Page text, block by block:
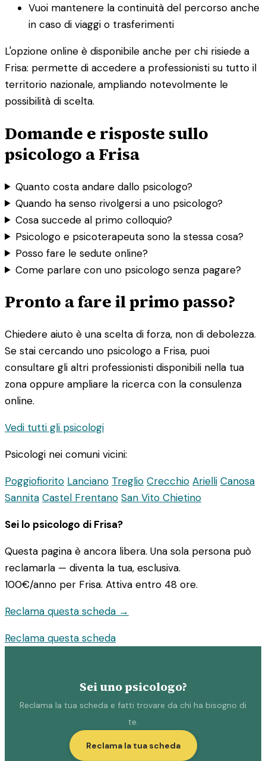
Vuoi mantenere la continuità del percorso anche
in caso di viaggi o trasferimenti
L'opzione online è disponibile anche per chi risiede a
Frisa: permette di accedere a professionisti su tutto il
territorio nazionale, ampliando notevolmente le
possibilità di scelta.
Domande e risposte sullo
psicologo a Frisa
Quanto costa andare dallo psicologo?
Quando ha senso rivolgersi a uno psicologo?
Cosa succede al primo colloquio?
Psicologo e psicoterapeuta sono la stessa cosa?
Posso fare le sedute online?
Come parlare con uno psicologo senza pagare?
Pronto a fare il primo passo?
Chiedere aiuto è una scelta di forza, non di debolezza.
Se stai cercando uno psicologo a Frisa, puoi
consultare gli altri professionisti disponibili nella tua
zona oppure ampliare la ricerca con la consulenza
online.
Vedi tutti gli psicologi
Psicologi nei comuni vicini:
Poggiofiorito Lanciano Treglio Crecchio Arielli Canosa
Sannita Castel Frentano San Vito Chietino
Sei lo psicologo di Frisa?
Questa pagina è ancora libera. Una sola persona può
reclamarla — diventa la tua, esclusiva.
100€/anno per Frisa. Attiva entro 48 ore.
Reclama questa scheda →
Reclama questa scheda
Sei uno psicologo?
Reclama la tua scheda e fatti trovare da chi ha bisogno di
te.
Reclama la tua scheda